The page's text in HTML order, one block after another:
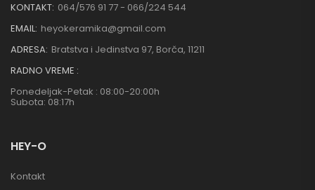
KONTAKT: 064/576 91 77 - 066/224 544
EMAIL: heyokeramika@gmail.com
ADRESA: Bratstva i Jedinstva 97, Borča, 11211
RADNO VREME :
Ponedeljak-Petak : 08:00-20:00h
Subota: 08:17h
HEY-O
Kontakt